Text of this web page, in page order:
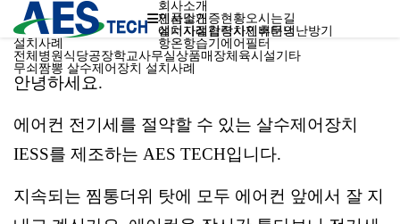
회사소개
인사말인증현황오시는길
제품소개
에너지절감장치인버터냉난방기
항온항습기 에어필터
설치사례 협력사제휴문의
설치사례
전체 병원 열린 분류
식당열린 분류
공장학교사무실상품매장체육시설 기타
무쇠짬뽕 살수제어장치 설치사례
안녕하세요.
에어컨 전기세를 절약할 수 있는 살수제어장치
IESS를 제조하는 AES TECH입니다.
지속되는 찜통더위 탓에 모두 에어컨 앞에서 잘 지